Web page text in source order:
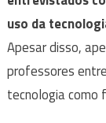
uso da
Apesar disso,
professores
tecnologia como